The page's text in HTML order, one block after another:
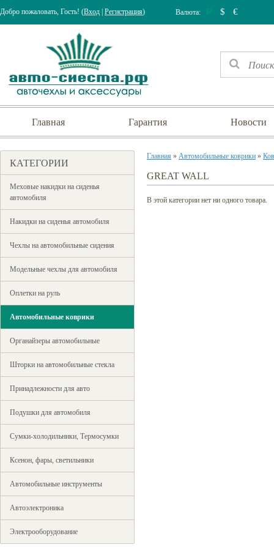
Добро пожаловать, Гость! (Вход Регистрация) Валюта: Р $ €
Главная Гарантия Новости
КАТЕГОРИИ
Меховые накидки на сиденья
автомобиля
Накидки на сиденья автомобиля
Чехлы на автомобильные сидения
Модельные чехлы для автомобиля
Оплетки на руль
Автомобильные коврики
Органайзеры автомобильные
Шторки на автомобильные стекла
Принадлежности для авто
Подушки для автомобиля
Сумки-холодильники, Термосумки
Ксенон, фары, светильники
Автомобильные инструменты
Автоэлектроника
Электрооборудование
Главная » Автомобильные коврики »
GREAT WALL
В этой категории нет ни одного товара.